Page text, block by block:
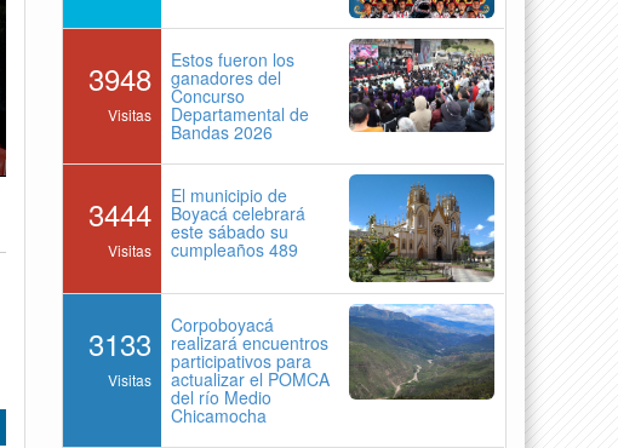
3948
Visitas
Estos fueron los
ganadores del
Concurso
Departamental de
Bandas 2026
3444
Visitas
El municipio de
Boyacá celebrará
este sábado su
cumpleaños 489
3133
Visitas
Corpoboyacá
realizará encuentros
participativos para
actualizar el POMCA
del río Medio
Chicamocha